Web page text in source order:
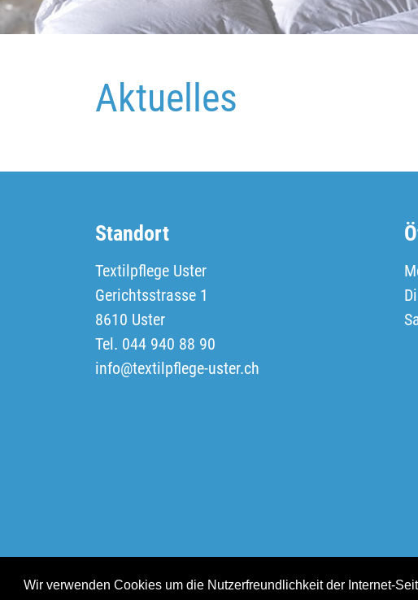
Wir verwenden Cookies um die Nutzerfreundlichkeit der Internet-
Aktuelles
Standort
Textilpflege Uster
Gerichtsstrasse 1
8610 Uster
Tel. 044 940 88 90
info@textilpflege-uster.ch
© Textilpflege Uster 2026